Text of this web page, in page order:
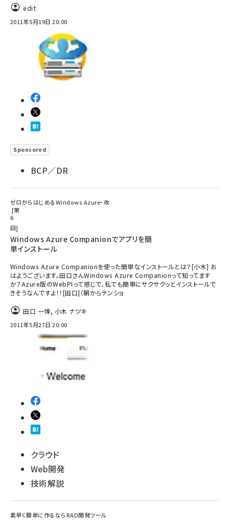
edit
2011年5月19日 20:00
Sponsored
BCP／DR
ゼロからはじめるWindows Azure・改
第
6
回
Windows Azure Companionでアプリを簡
単インストール
Windows Azure Companionを使った簡単なインストールとは？[小木] お
はようございます。田口さんWindows Azure Companionって知ってます
か？Azure版のWebPIって感じで、私でも簡単にサクサクッとインストールで
きそうなんですよ！！[田口]（朝からテンショ
田口 一博, 小木 ナツキ
2011年5月27日 20:00
クラウド
Web開発
技術解説
素早く簡単に作るならRAD開発ツール